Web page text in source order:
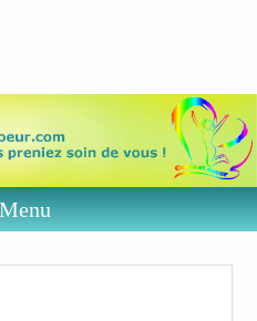
coeur
Et si vous preniez soin de vous ?
Menu